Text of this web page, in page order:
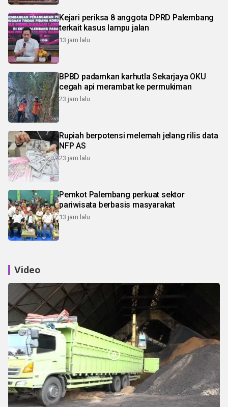
Kejari periksa 8 anggota DPRD Palembang
terkait kasus lampu jalan
13 jam lalu
BPBD padamkan karhutla Sekarjaya OKU
cegah api merambat ke permukiman
23 jam lalu
Rupiah berpotensi melemah jelang rilis data
NFP AS
23 jam lalu
Pemkot Palembang perkuat sektor
pariwisata berbasis masyarakat
13 jam lalu
Video